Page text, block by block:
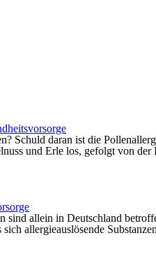
Schuld daran ist die
und Erle los, gefolgt von
allein in Deutschland
allergieauslösende